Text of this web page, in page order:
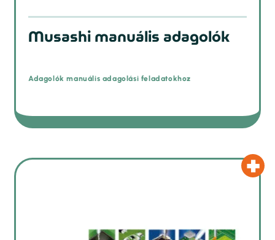
Musashi manuális adagolók
Adagolók manuális adagolási feladatokhoz